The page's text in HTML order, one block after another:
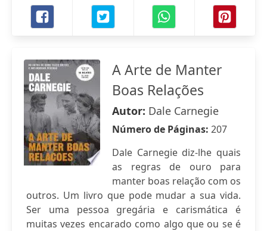
A Arte de Manter
Boas Relações
Autor: Dale Carnegie
Número de Páginas: 207
Dale Carnegie diz-lhe quais
as regras de ouro para
manter boas relação com os
outros. Um livro que pode mudar a sua vida.
Ser uma pessoa gregária e carismática é
muitas vezes encarado como algo que ou se é